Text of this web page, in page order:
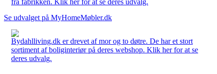
Se udvalget på MyHomeMøbler.dk
Bydahlliving.dk er drevet af mor og to døtre. De har et stort
sortiment af boliginteriør på deres webshop. Klik her for at se
deres udvalg.